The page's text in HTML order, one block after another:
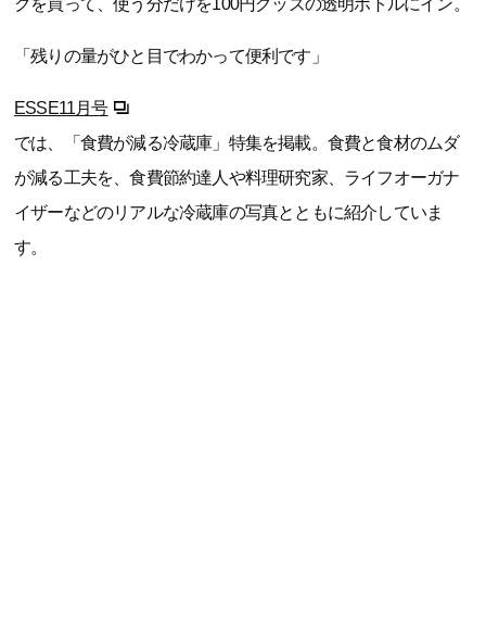
クを買って、使う分だけを100円グッズの透明ボトルにイン。
「残りの量がひと目でわかって便利です」
ESSE11月号
では、「食費が減る冷蔵庫」特集を掲載。食費と食材のムダ
が減る工夫を、食費節約達人や料理研究家、ライフオーガナ
イザーなどのリアルな冷蔵庫の写真とともに紹介していま
す。